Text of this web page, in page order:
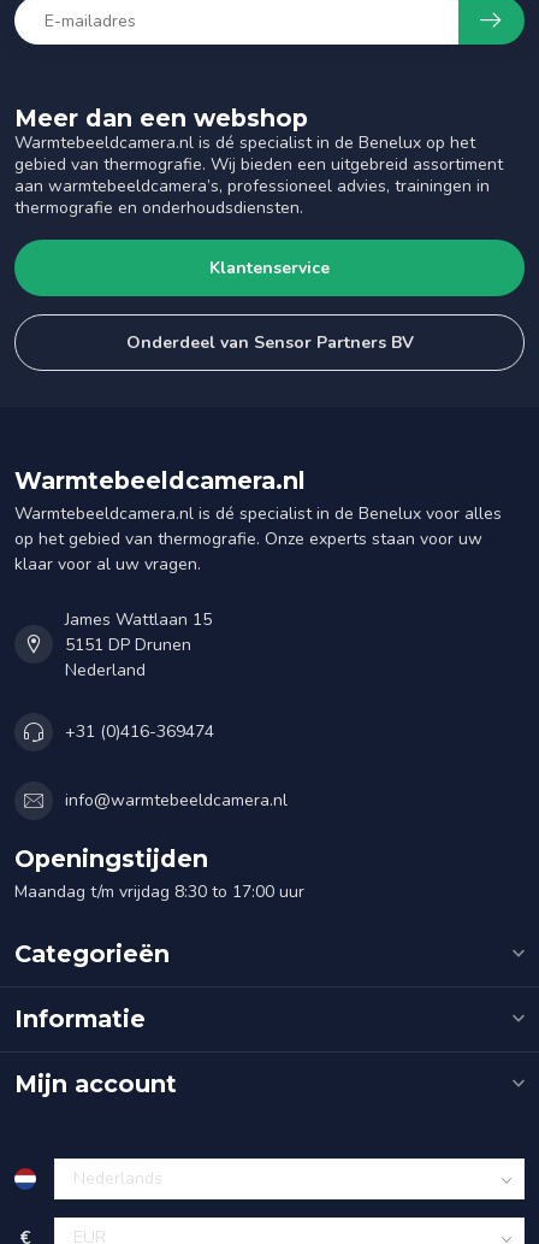
Meer dan een webshop
Warmtebeeldcamera.nl is dé specialist in de Benelux op het
gebied van thermografie. Wij bieden een uitgebreid assortiment
aan warmtebeeldcamera’s, professioneel advies, trainingen in
thermografie en onderhoudsdiensten.
Klantenservice
Onderdeel van Sensor Partners BV
Warmtebeeldcamera.nl
Warmtebeeldcamera.nl is dé specialist in de Benelux voor alles
op het gebied van thermografie. Onze experts staan voor uw
klaar voor al uw vragen.
James Wattlaan 15
5151 DP Drunen
Nederland
+31 (0)416-369474
info@warmtebeeldcamera.nl
Openingstijden
Maandag t/m vrijdag 8:30 to 17:00 uur
Categorieën
Informatie
Mijn account
€